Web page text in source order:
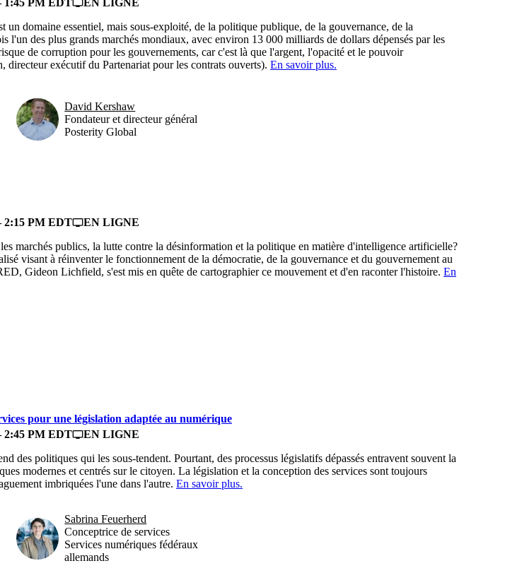
1:45 PM EDTpersonal_videoEN LIGNE
un domaine essentiel, mais sous-exploité, de la politique publique, de la gouvernance, de la
l'un des plus grands marchés mondiaux, avec environ 13 000 milliards de dollars dépensés par les
de corruption pour les gouvernements, car c'est là que l'argent, l'opacité et le pouvoir
exécutif du Partenariat pour les contrats ouverts). En savoir plus.
David Kershaw
Fondateur et directeur général
Posterity Global
2:15 PM EDTpersonal_videoEN LIGNE
marchés publics, la lutte contre la désinformation et la politique en matière d'intelligence artificielle?
visant à réinventer le fonctionnement de la démocratie, de la gouvernance et du gouvernement au
Gideon Lichfield, s'est mis en quête de cartographier ce mouvement et d'en raconter l'histoire. En
pour une législation adaptée au numérique
2:45 PM EDTpersonal_videoEN LIGNE
des politiques qui les sous-tendent. Pourtant, des processus législatifs dépassés entravent souvent la
modernes et centrés sur le citoyen. La législation et la conception des services sont toujours
imbriquées l'une dans l'autre. En savoir plus.
Sabrina Feuerherd
Conceptrice de services
Services numériques fédéraux
allemands